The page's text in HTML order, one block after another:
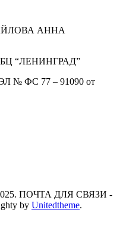
АННА
“ЛЕНИНГРАД”
ФС 77 – 91090 от
ПОЧТА ДЛЯ СВЯЗИ -
by Unitedtheme.